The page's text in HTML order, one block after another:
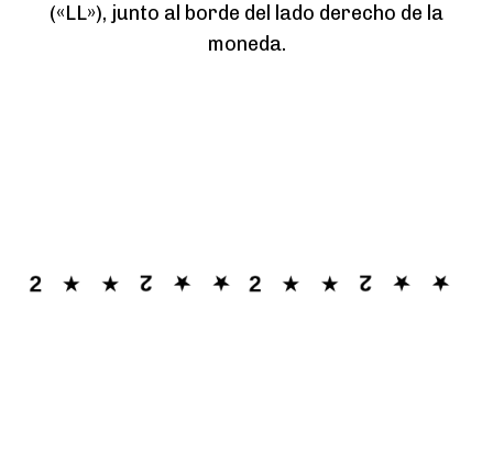
(«LL»), junto al borde del lado derecho de la
moneda.